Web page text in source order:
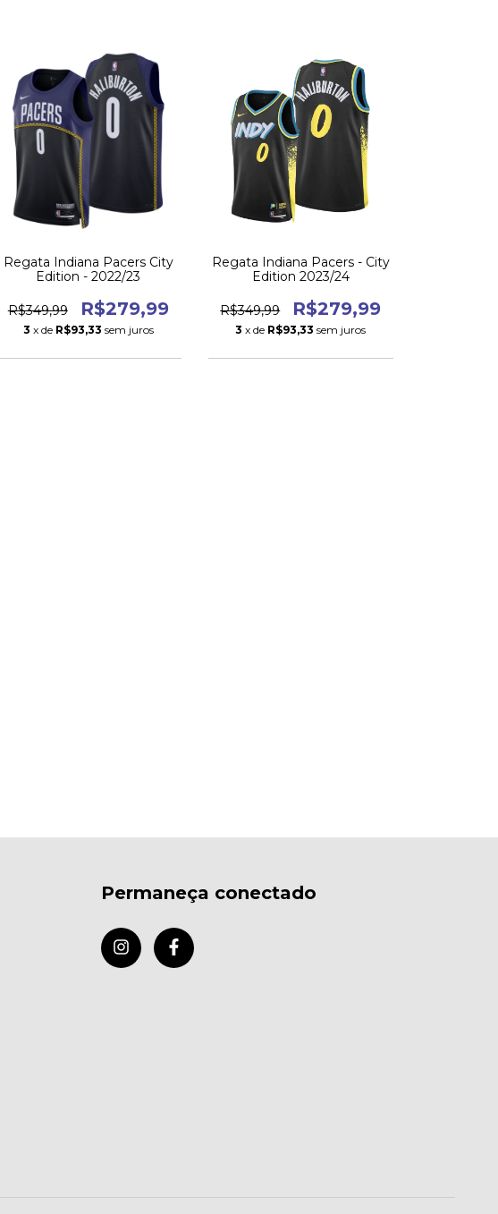
Regata Indiana Pacers City
Edition - 2022/23
R$349,99 R$279,99
3 x de R$93,33 sem juros
Regata Indiana Pacers - City
Edition 2023/24
R$349,99 R$279,99
3 x de R$93,33 sem juros
Permaneça conectado